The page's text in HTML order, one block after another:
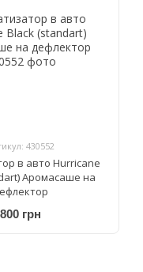
430552
в авто Hurricane
Аромасаше на
800 грн